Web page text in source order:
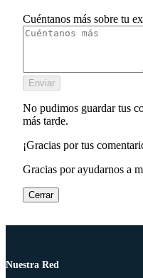
Cuéntanos más sobre tu
Enviar
No pudimos guardar tus
más tarde.
¡Gracias por tus
Gracias por ayudarnos a
Cerrar
Nuestra Red